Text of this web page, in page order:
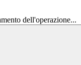
dell'operazione...